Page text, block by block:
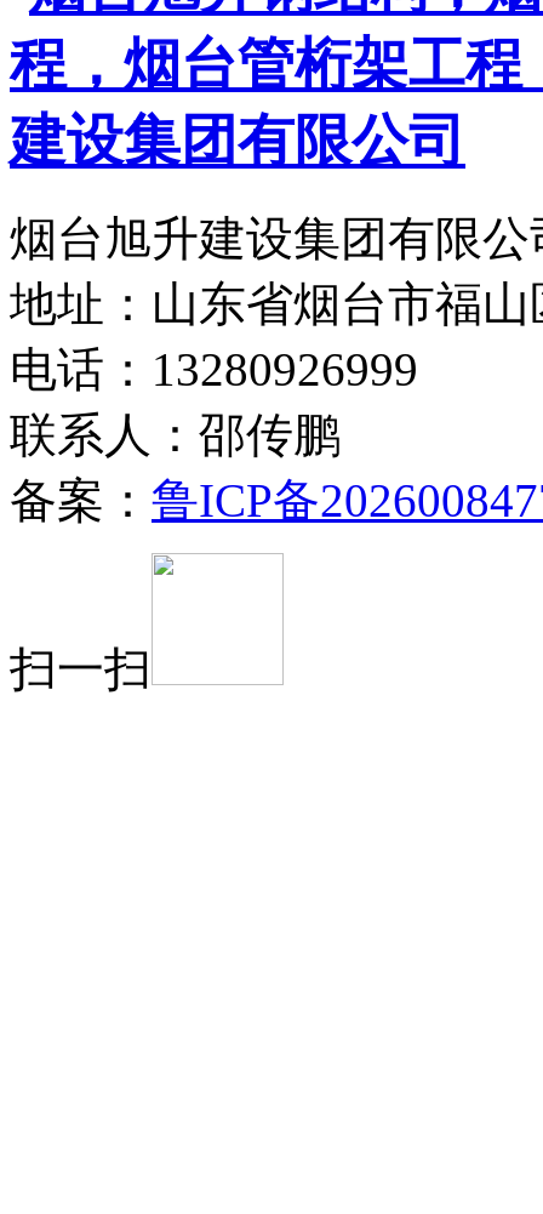
烟台旭升建设集团有限
地址：山东省烟台市福
电话：13280926999
联系人：邵传鹏
备案： 鲁ICP备
扫一扫